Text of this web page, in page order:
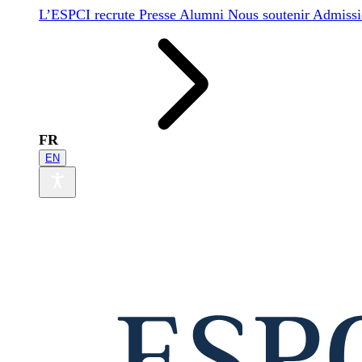
L’ESPCI recrute Presse Alumni Nous soutenir
FR
EN